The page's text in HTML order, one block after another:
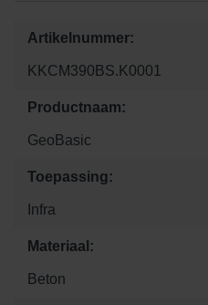
Artikelnummer:
KKCM390BS.K0001
Productnaam:
GeoBasic
Toepassing:
Infra
Materiaal:
Beton